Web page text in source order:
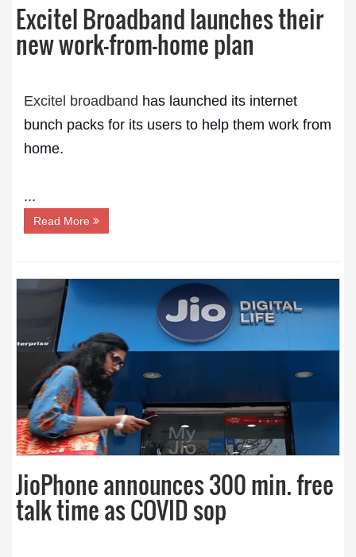
Excitel Broadband launches their
new work-from-home plan
Excitel broadband has launched its internet
bunch packs for its users to help them work from
home.
...
Read More
JioPhone announces 300 min. free
talk time as COVID sop